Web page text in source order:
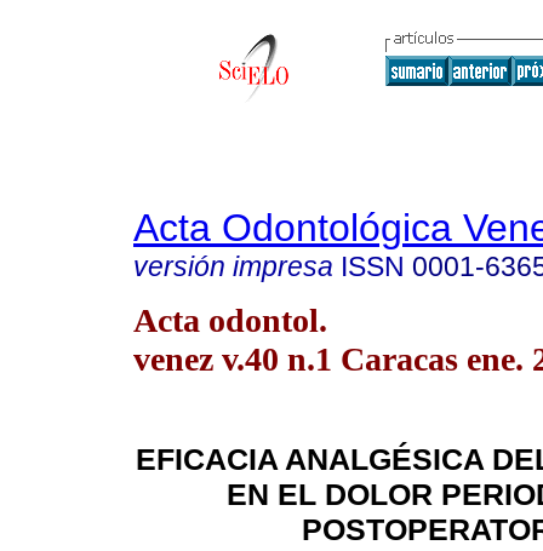
Acta Odontológica
versión impresa ISSN 0001-
Acta odontol.
venez v.40 n.1 Caracas ene.
EFICACIA ANALGÉSICA
EN EL DOLOR